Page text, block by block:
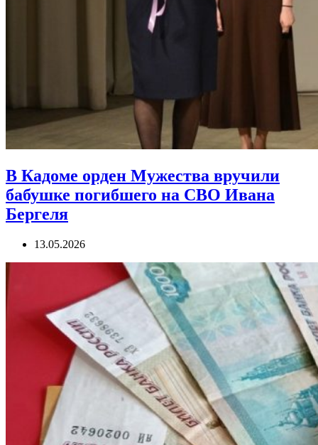
В Кадоме орден Мужества вручили
бабушке погибшего на СВО Ивана
Бергеля
13.05.2026